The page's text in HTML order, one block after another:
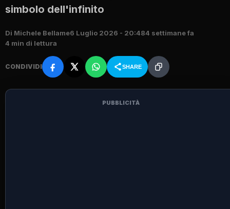
simbolo dell'infinito
Di Michele Bellame6 Luglio 2026 - 20:484 settimane fa
4 min di lettura
CONDIVIDI SHARE
PUBBLICITÀ